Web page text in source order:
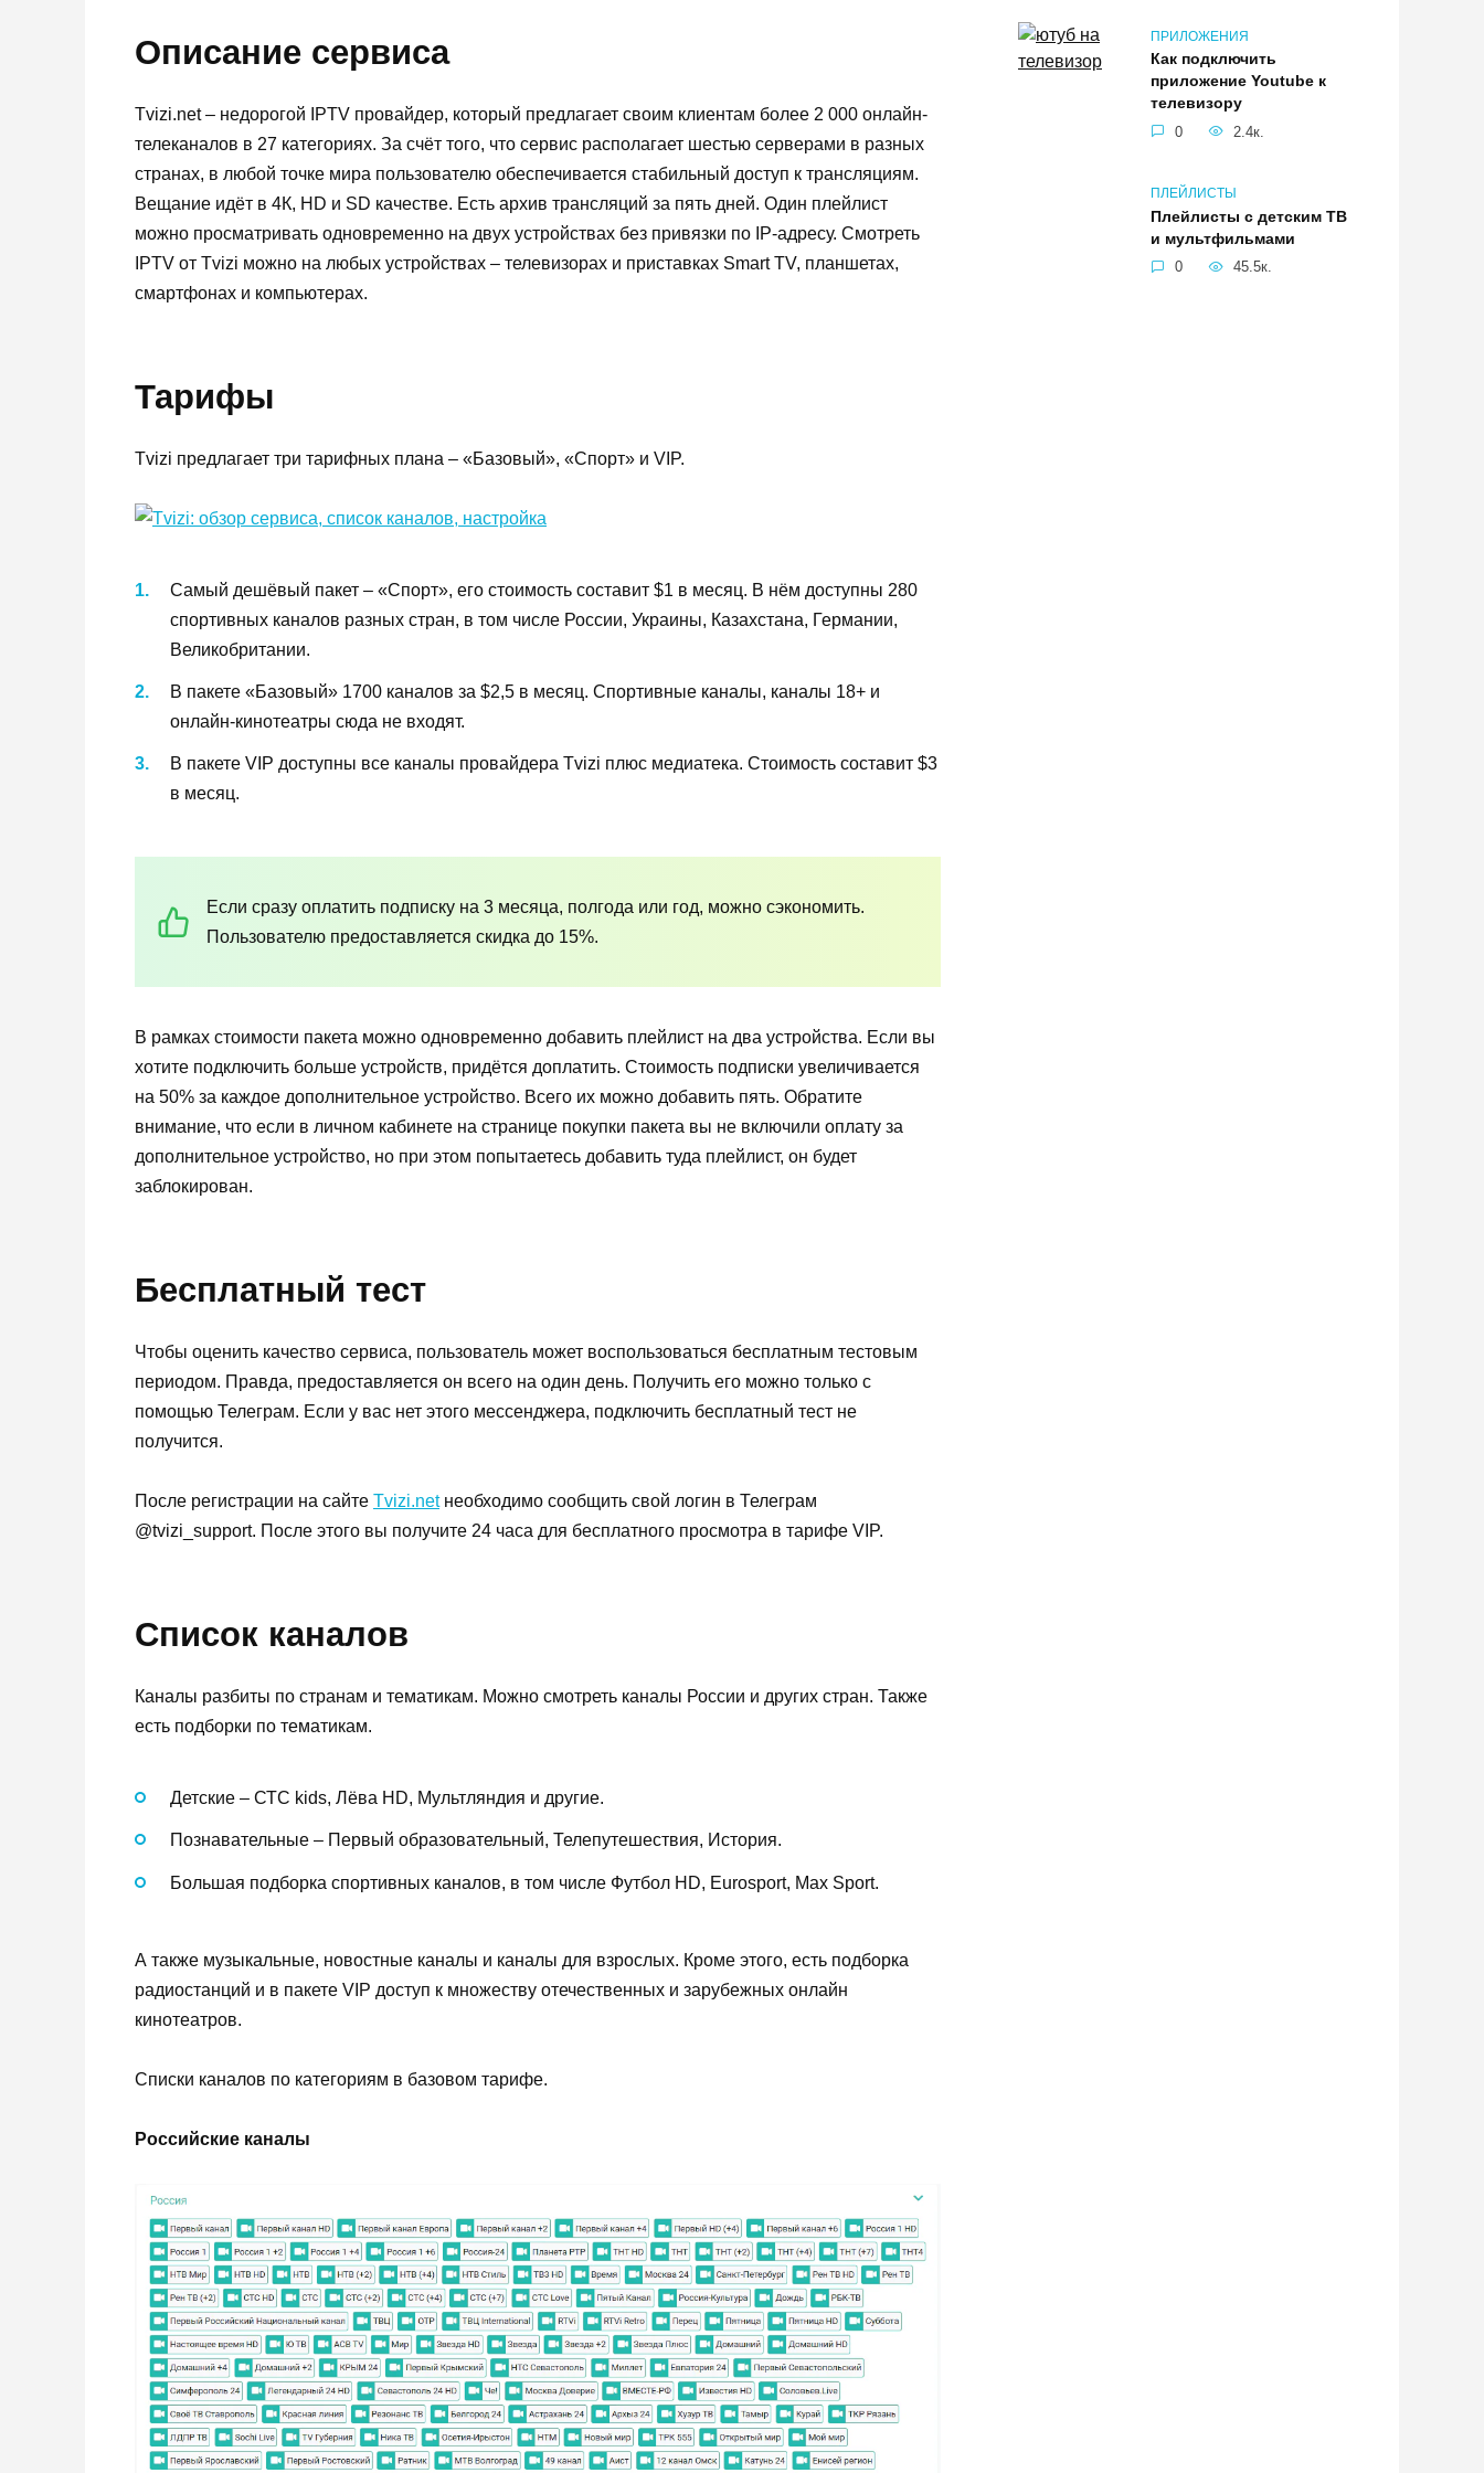
Описание сервиса
Tvizi.net – недорогой IPTV провайдер, который предлагает своим клиентам более 2 000 онлайн-
телеканалов в 27 категориях. За счёт того, что сервис располагает шестью серверами в разных
странах, в любой точке мира пользователю обеспечивается стабильный доступ к трансляциям.
Вещание идёт в 4К, HD и SD качестве. Есть архив трансляций за пять дней. Один плейлист
можно просматривать одновременно на двух устройствах без привязки по IP-адресу. Смотреть
IPTV от Tvizi можно на любых устройствах – телевизорах и приставках Smart TV, планшетах,
смартфонах и компьютерах.
Тарифы
Tvizi предлагает три тарифных плана – «Базовый», «Спорт» и VIP.
Самый дешёвый пакет – «Спорт», его стоимость составит $1 в месяц. В нём доступны 280
спортивных каналов разных стран, в том числе России, Украины, Казахстана, Германии,
Великобритании.
В пакете «Базовый» 1700 каналов за $2,5 в месяц. Спортивные каналы, каналы 18+ и
онлайн-кинотеатры сюда не входят.
В пакете VIP доступны все каналы провайдера Tvizi плюс медиатека. Стоимость составит $3
в месяц.
Если сразу оплатить подписку на 3 месяца, полгода или год, можно сэкономить.
Пользователю предоставляется скидка до 15%.
В рамках стоимости пакета можно одновременно добавить плейлист на два устройства. Если вы
хотите подключить больше устройств, придётся доплатить. Стоимость подписки увеличивается
на 50% за каждое дополнительное устройство. Всего их можно добавить пять. Обратите
внимание, что если в личном кабинете на странице покупки пакета вы не включили оплату за
дополнительное устройство, но при этом попытаетесь добавить туда плейлист, он будет
заблокирован.
Бесплатный тест
Чтобы оценить качество сервиса, пользователь может воспользоваться бесплатным тестовым
периодом. Правда, предоставляется он всего на один день. Получить его можно только с
помощью Телеграм. Если у вас нет этого мессенджера, подключить бесплатный тест не
получится.
После регистрации на сайте Tvizi.netнеобходимо сообщить свой логин в Телеграм
@tvizi_support. После этого вы получите 24 часа для бесплатного просмотра в тарифе VIP.
Список каналов
Каналы разбиты по странам и тематикам. Можно смотреть каналы России и других стран. Также
есть подборки по тематикам.
Детские – СТС kids, Лёва HD, Мультляндия и другие.
Познавательные – Первый образовательный, Телепутешествия, История.
Большая подборка спортивных каналов, в том числе Футбол HD, Eurosport, Max Sport.
А также музыкальные, новостные каналы и каналы для взрослых. Кроме этого, есть подборка
радиостанций и в пакете VIP доступ к множеству отечественных и зарубежных онлайн
кинотеатров.
Списки каналов по категориям в базовом тарифе.
Российские каналы
ПРИЛОЖЕНИЯ
Как подключить
приложение Youtube к
телевизору
0 2.4к.
ПЛЕЙЛИСТЫ
Плейлисты с детским ТВ
и мультфильмами
0 45.5к.